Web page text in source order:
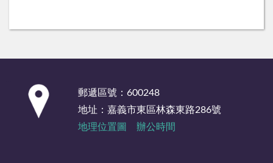
郵遞區號：600248
地址：嘉義市東區林森東路286號
地理位置圖
辦公時間